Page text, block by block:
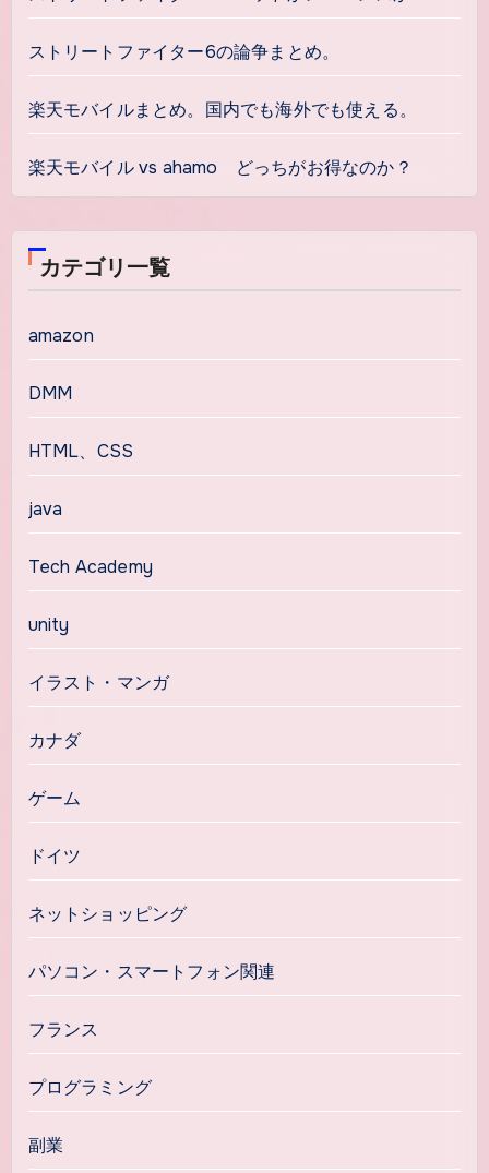
ストリートファイター6の論争まとめ。
楽天モバイルまとめ。国内でも海外でも使える。
楽天モバイル vs ahamo どっちがお得なのか？
カテゴリ一覧
amazon
DMM
HTML、CSS
java
Tech Academy
unity
イラスト・マンガ
カナダ
ゲーム
ドイツ
ネットショッピング
パソコン・スマートフォン関連
フランス
プログラミング
副業